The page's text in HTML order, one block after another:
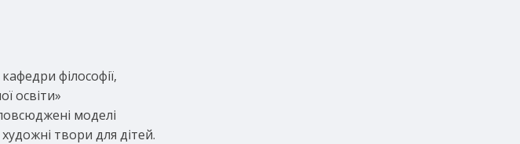
філософії,
освіти»
моделі
твори для дітей.